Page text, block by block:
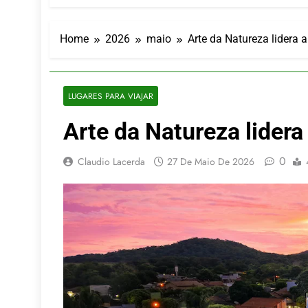
LATAM
Azul
Turismo na
4 De Agosto
Por Dentro
4 De Agosto
Home 2026 maio Arte da Natureza lidera
LUGARES PARA VIAJAR
Arte da Natureza
Claudio Lacerda 27 De Maio De 2026 0